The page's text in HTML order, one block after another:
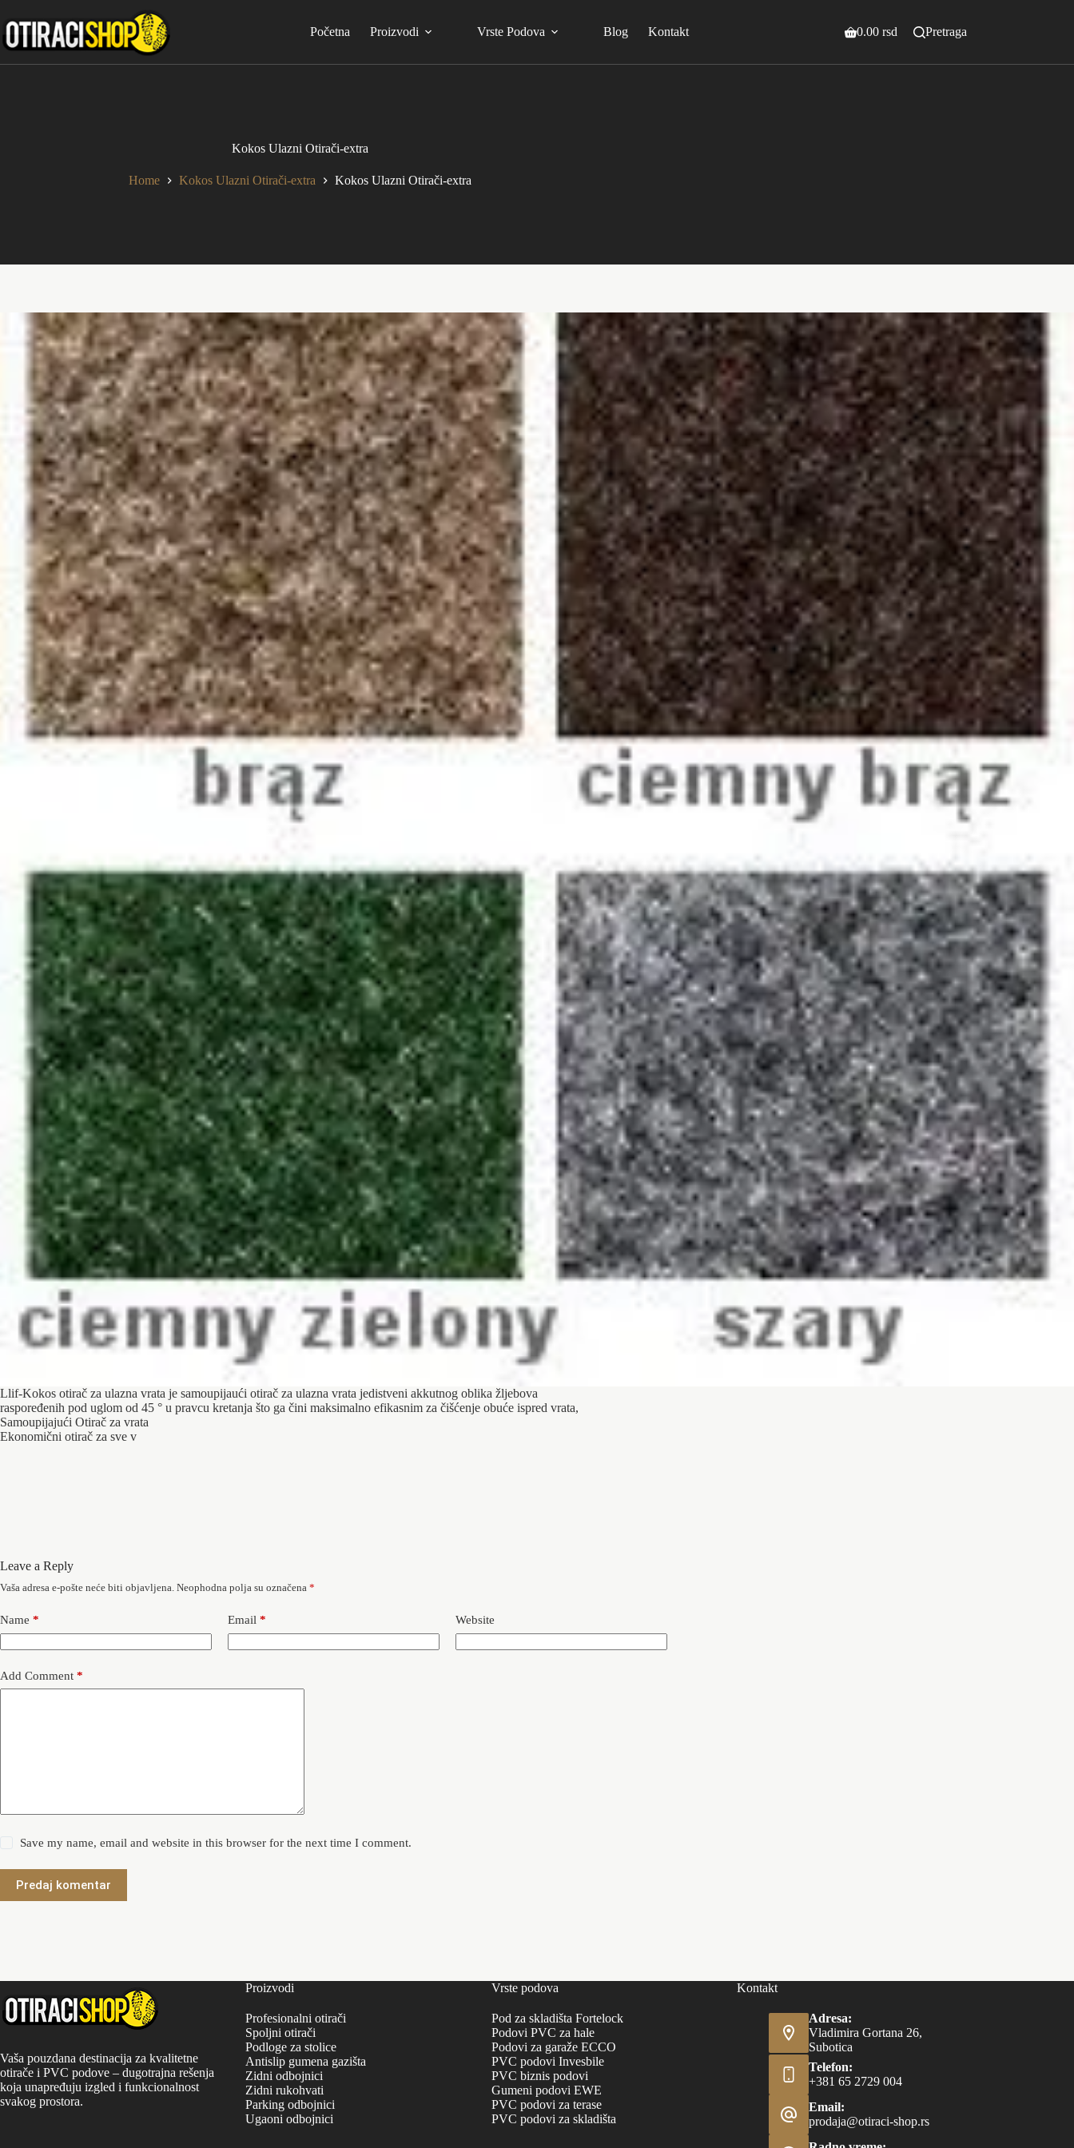
to
content
Početna Proizvodi Vrste Podova Blog Kontakt
Shopping
0.00 rsd Pretraga
Kokos Ulazni Otirači-extra
Home Kokos Ulazni Otirači-extra Kokos Ulazni Otirači-extra
Llif-Kokos otirač za ulazna vrata je samoupijaući otirač za ulazna vrata jedistveni akkutnog oblika žljebova
raspoređenih pod uglom od 45 ° u pravcu kretanja što ga čini maksimalno efikasnim za čišćenje obuće ispred vrata,
Samoupijajući Otirač za vrata
Ekonomični otirač za sve v
Leave a Reply
Vaša adresa e-pošte neće biti objavljena. Neophodna polja su označena *
Name * Email * Website
Add Comment *
Save my name, email and website in this browser for the next time I comment.
Predaj komentar
Vaša pouzdana destinacija za kvalitetne
otirače i PVC podove – dugotrajna rešenja
koja unapređuju izgled i funkcionalnost
svakog prostora.
Proizvodi
Profesionalni otirači
Spoljni otirači
Podloge za stolice
Antislip gumena gazišta
Zidni odbojnici
Zidni rukohvati
Parking odbojnici
Ugaoni odbojnici
Vrste podova
Pod za skladišta Fortelock
Podovi PVC za hale
Podovi za garaže ECCO
PVC podovi Invesbile
PVC biznis podovi
Gumeni podovi EWE
PVC podovi za terase
PVC podovi za skladišta
Kontakt
Adresa:
Vladimira Gortana 26,
Subotica
Telefon:
+381 65 2729 004
Email:
prodaja@otiraci-shop.rs